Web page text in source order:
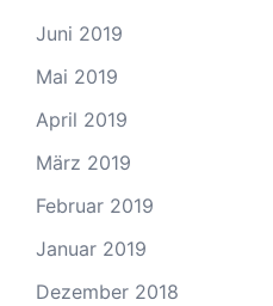
Juni 2019
Mai 2019
April 2019
März 2019
Februar 2019
Januar 2019
Dezember 2018